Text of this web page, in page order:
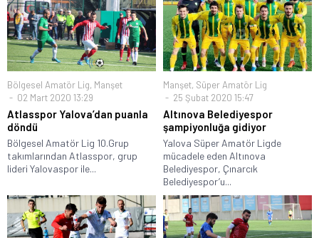
Bölgesel Amatör Lig, Manşet
02 Mart 2020 13:29
Atlasspor Yalova’dan puanla
döndü
Bölgesel Amatör Lig 10.Grup
takımlarından Atlasspor, grup
lideri Yalovaspor ile...
Manşet, Süper Amatör Lig
25 Şubat 2020 15:47
Altınova Belediyespor
şampiyonluğa gidiyor
Yalova Süper Amatör Ligde
mücadele eden Altınova
Belediyespor, Çınarcık
Belediyespor’u...